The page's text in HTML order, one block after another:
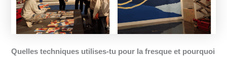
Quelles techniques utilises-tu pour la fresque et pourquoi